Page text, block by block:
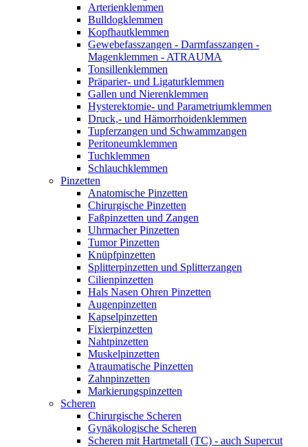
Arterienklemmen
Bulldogklemmen
Kopfhautklemmen
Gewebefasszangen - Darmfasszangen -
Magenklemmen - ATRAUMA
Tonsillenklemmen
Präparier- und Ligaturklemmen
Gallen und Nierenklemmen
Hysterektomie- und Parametriumklemmen
Druck,- und Hämorrhoidenklemmen
Tupferzangen und Schwammzangen
Peritoneumklemmen
Tuchklemmen
Schlauchklemmen
Pinzetten
Anatomische Pinzetten
Chirurgische Pinzetten
Faßpinzetten und Zangen
Uhrmacher Pinzetten
Tumor Pinzetten
Knüpfpinzetten
Splitterpinzetten und Splitterzangen
Cilienpinzetten
Hals Nasen Ohren Pinzetten
Augenpinzetten
Kapselpinzetten
Fixierpinzetten
Nahtpinzetten
Muskelpinzetten
Atraumatische Pinzetten
Zahnpinzetten
Markierungspinzetten
Scheren
Chirurgische Scheren
Gynäkologische Scheren
Scheren mit Hartmetall (TC) - auch Supercut